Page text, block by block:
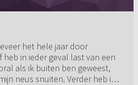
het hele jaar door
heb in ieder geval last van een
als ik buiten ben geweest,
neus snuiten. Verder heb ik